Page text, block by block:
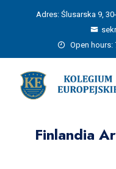
Adres: Ślusarska 9,
Open hours:
Finlandia